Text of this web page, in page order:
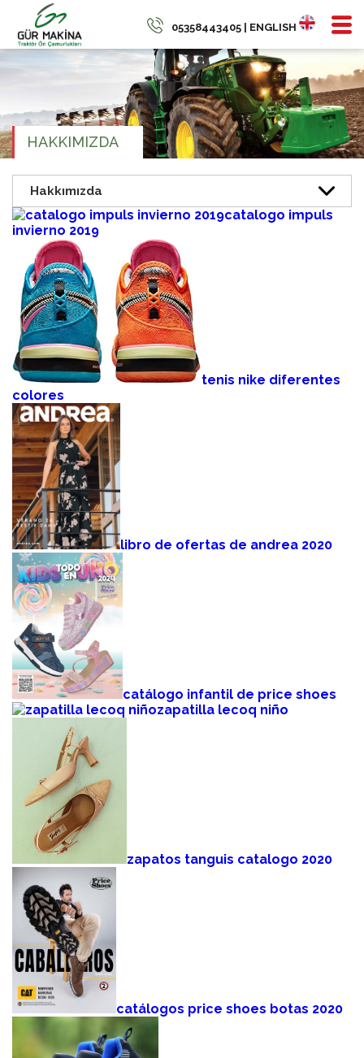
05358443405 | ENGLISH
HAKKIMIZDA
catalogo impuls
invierno 2019
tenis nike diferentes
colores
libro de ofertas de andrea 2020
catálogo infantil de price shoes
zapatilla lecoq niño
zapatos tanguis catalogo 2020
catálogos price shoes botas 2020